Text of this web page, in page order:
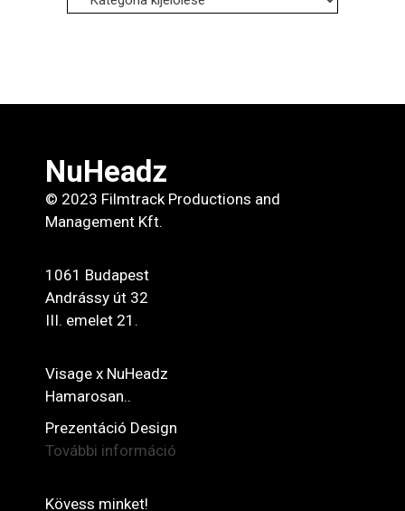
NuHeadz
© 2023 Filmtrack Productions and
Management Kft.
1061 Budapest
Andrássy út 32
III. emelet 21.
Visage x NuHeadz
Hamarosan..
Prezentáció Design
További információ
Kövess minket!